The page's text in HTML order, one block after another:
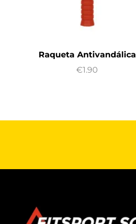
Raqueta Antivandálica
€1.90